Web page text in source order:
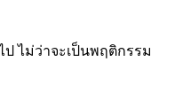
ไม่ว่าจะเป็นพฤติกรรม